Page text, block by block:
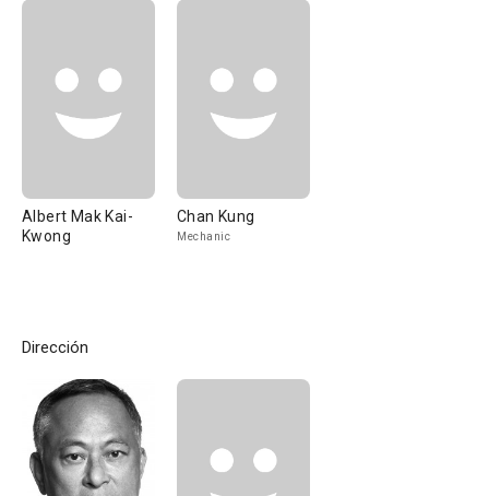
Albert Mak Kai-
Kwong
Chan Kung
Mechanic
Dirección